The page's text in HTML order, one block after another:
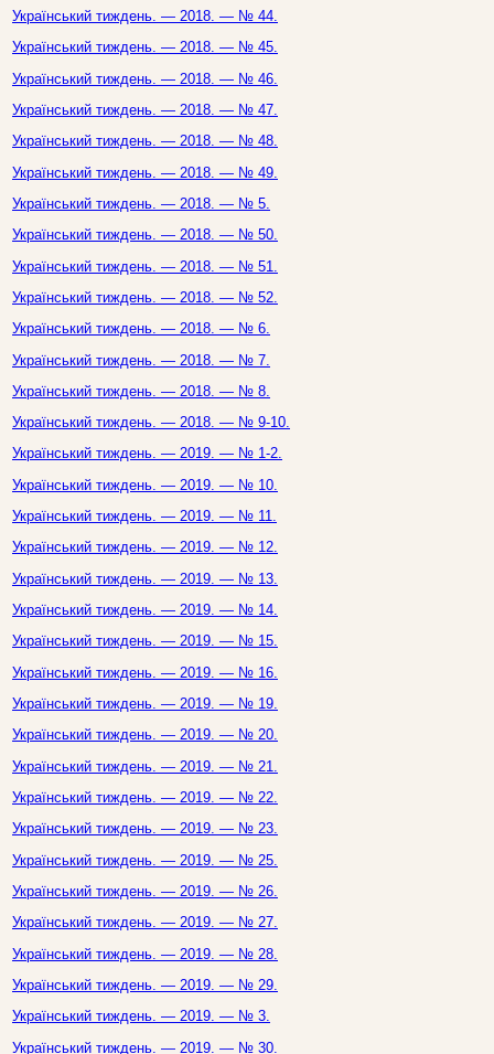
Український тиждень. — 2018. — № 44.
Український тиждень. — 2018. — № 45.
Український тиждень. — 2018. — № 46.
Український тиждень. — 2018. — № 47.
Український тиждень. — 2018. — № 48.
Український тиждень. — 2018. — № 49.
Український тиждень. — 2018. — № 5.
Український тиждень. — 2018. — № 50.
Український тиждень. — 2018. — № 51.
Український тиждень. — 2018. — № 52.
Український тиждень. — 2018. — № 6.
Український тиждень. — 2018. — № 7.
Український тиждень. — 2018. — № 8.
Український тиждень. — 2018. — № 9-10.
Український тиждень. — 2019. — № 1-2.
Український тиждень. — 2019. — № 10.
Український тиждень. — 2019. — № 11.
Український тиждень. — 2019. — № 12.
Український тиждень. — 2019. — № 13.
Український тиждень. — 2019. — № 14.
Український тиждень. — 2019. — № 15.
Український тиждень. — 2019. — № 16.
Український тиждень. — 2019. — № 19.
Український тиждень. — 2019. — № 20.
Український тиждень. — 2019. — № 21.
Український тиждень. — 2019. — № 22.
Український тиждень. — 2019. — № 23.
Український тиждень. — 2019. — № 25.
Український тиждень. — 2019. — № 26.
Український тиждень. — 2019. — № 27.
Український тиждень. — 2019. — № 28.
Український тиждень. — 2019. — № 29.
Український тиждень. — 2019. — № 3.
Український тиждень. — 2019. — № 30.